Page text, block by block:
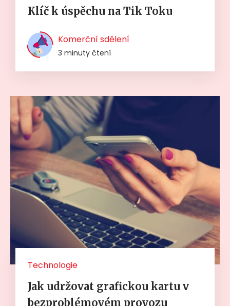
Klíč k úspěchu na Tik Toku
Komerční sdělení
3 minuty čtení
Technologie
Jak udržovat grafickou kartu v
bezproblémovém provozu